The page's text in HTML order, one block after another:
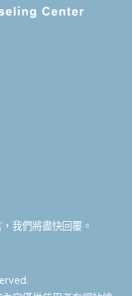
我們將盡快回覆。